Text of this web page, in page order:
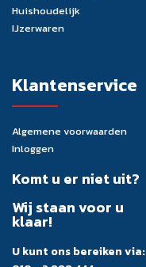
Huishoudelijk
IJzerwaren
Klantenservice
Algemene voorwaarden
Inloggen
Komt u er niet uit?
Wij staan voor u
klaar!
U kunt ons bereiken via: